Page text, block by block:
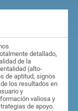
detallado,
de la
(alto-
de aptitud, signos
los resultados en
y
valiosa y
de apoyo.